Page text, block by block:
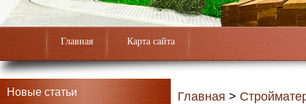
Главная Карта сайта
Новые статьи Главная >